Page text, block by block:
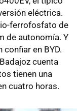
eléctrica.
ferrofosfato de
de autonomía. Y
confiar en BYD.
cuenta
tienen una
cuatro horas.